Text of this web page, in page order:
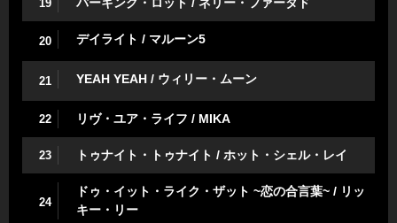
19
20 デイライト / マルーン5
21 YEAH YEAH / ウィリー・ムーン
22 リヴ・ユア・ライフ / MIKA
23 トゥナイト・トゥナイト / ホット・シェル・レイ
24
ドゥ・イット・ライク・ザット ~恋の合言葉~ / リッ
キー・リー